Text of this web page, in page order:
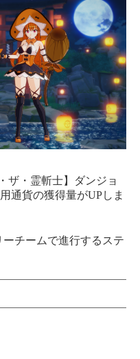
ザ・霊斬士】ダンジョ
通貨の獲得量がUPしま
チームで進行するステ